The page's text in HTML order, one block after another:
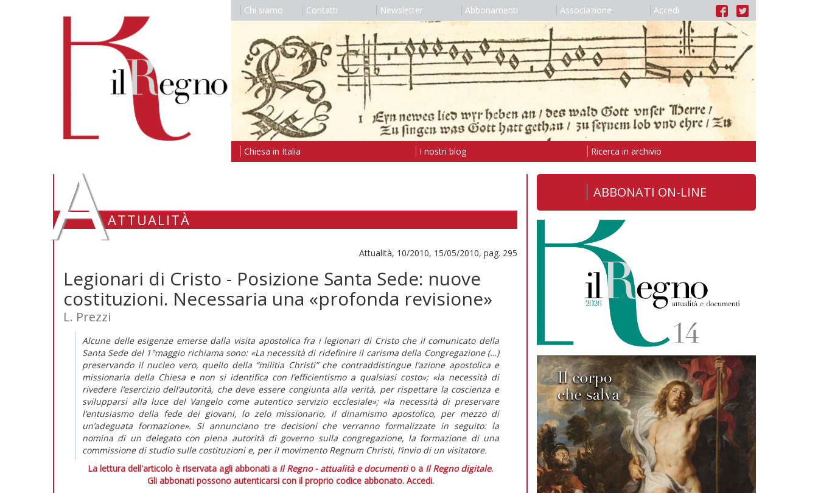
Chi siamo Contatti Newsletter Abbonamenti Associazione Accedi
Chiesa in Italia I nostri blog Ricerca in archivio
AATTUALITÀ
Attualità, 10/2010, 15/05/2010, pag. 295
Legionari di Cristo - Posizione Santa Sede: nuove
costituzioni. Necessaria una «profonda revisione»
L. Prezzi
Alcune delle esigenze emerse dalla visita apostolica fra i legionari di Cristo che il comunicato della
Santa Sede del 1°maggio richiama sono: «La necessità di ridefinire il carisma della Congregazione (…)
preservando il nucleo vero, quello della “militia Christi” che contraddistingue l’azione apostolica e
missionaria della Chiesa e non si identifica con l’efficientismo a qualsiasi costo»; «la necessità di
rivedere l’esercizio dell’autorità, che deve essere congiunta alla verità, per rispettare la coscienza e
svilupparsi alla luce del Vangelo come autentico servizio ecclesiale»; «la necessità di preservare
l’entusiasmo della fede dei giovani, lo zelo missionario, il dinamismo apostolico, per mezzo di
un’adeguata formazione». Si annunciano tre decisioni che verranno formalizzate in seguito: la
nomina di un delegato con piena autorità di governo sulla congregazione, la formazione di una
commissione di studio sulle costituzioni e, per il movimento Regnum Christi, l’invio di un visitatore.
La lettura dell'articolo è riservata agli abbonati a Il Regno - attualità e documentio a Il Regno digitale.
Gli abbonati possono autenticarsi con il proprio codice abbonato. Accedi.
ABBONATI ON-LINE